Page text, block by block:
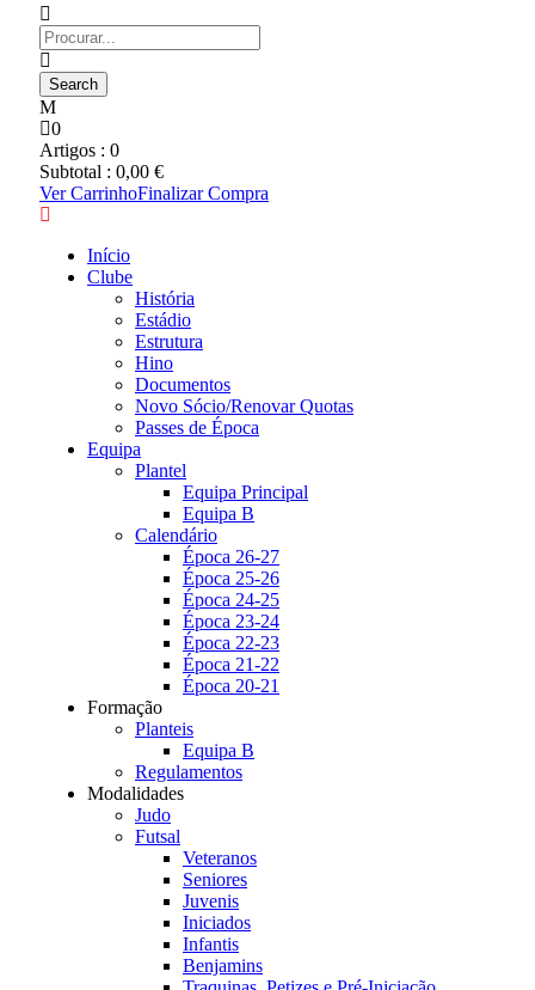
0
Artigos : 0
Subtotal : 0,00 €
Ver CarrinhoFinalizar Compra
Início
Clube
História
Estádio
Estrutura
Hino
Documentos
Novo Sócio/Renovar Quotas
Passes de Época
Equipa
Plantel
Equipa Principal
Equipa B
Calendário
Época 26-27
Época 25-26
Época 24-25
Época 23-24
Época 22-23
Época 21-22
Época 20-21
Formação
Planteis
Equipa B
Regulamentos
Modalidades
Judo
Futsal
Veteranos
Seniores
Juvenis
Iniciados
Infantis
Benjamins